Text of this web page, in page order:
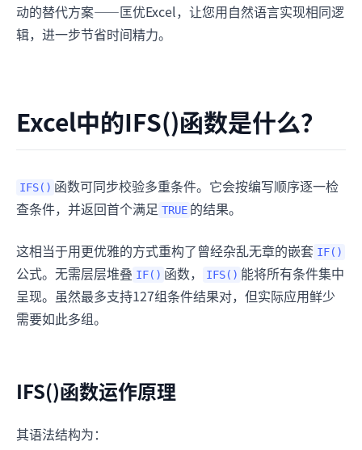
动的替代方案——匡优Excel，让您用自然语言实现相同逻
辑，进一步节省时间精力。
Excel中的IFS()函数是什么？
IFS() 函数可同步校验多重条件。它会按编写顺序逐一检
查条件，并返回首个满足 TRUE 的结果。
这相当于用更优雅的方式重构了曾经杂乱无章的嵌套 IF()
公式。无需层层堆叠 IF() 函数， IFS() 能将所有条件集中
呈现。虽然最多支持127组条件结果对，但实际应用鲜少
需要如此多组。
IFS()函数运作原理
其语法结构为：